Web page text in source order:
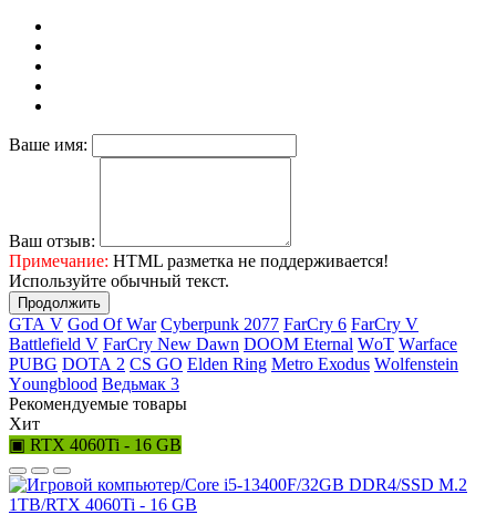
Ваше имя:
Ваш отзыв:
Примечание: HTML разметка не поддерживается!
Используйте обычный текст.
Продолжить
GТА V Gоd Оf Wаr Cyberpunk 2077 FаrСry 6 FarCry V
Ваttlеfiеld V FаrСry Nеw Dаwn DООМ Еtеrnаl WоТ Wаrfасе
РUВG DОТА 2 СS GО Elden Ring Меtrо Ехоdus Wоlfеnstеin
Yоungblооd Ведьмак 3
Рекомендуемые товары
Хит
▣ RTX 4060Ti - 16 GB